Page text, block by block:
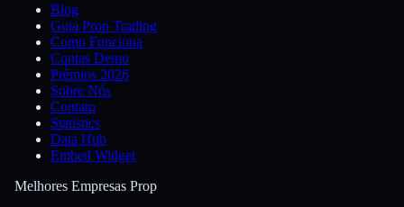
Blog
Guia Prop Trading
Como Funciona
Contas Demo
Prêmios 2026
Sobre Nós
Contato
Statistics
Data Hub
Embed Widget
Melhores Empresas Prop